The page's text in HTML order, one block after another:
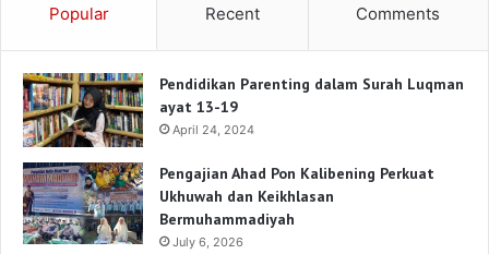
Popular Recent Comments
Pendidikan Parenting dalam Surah Luqman
ayat 13-19
April 24, 2024
Pengajian Ahad Pon Kalibening Perkuat
Ukhuwah dan Keikhlasan
Bermuhammadiyah
July 6, 2026